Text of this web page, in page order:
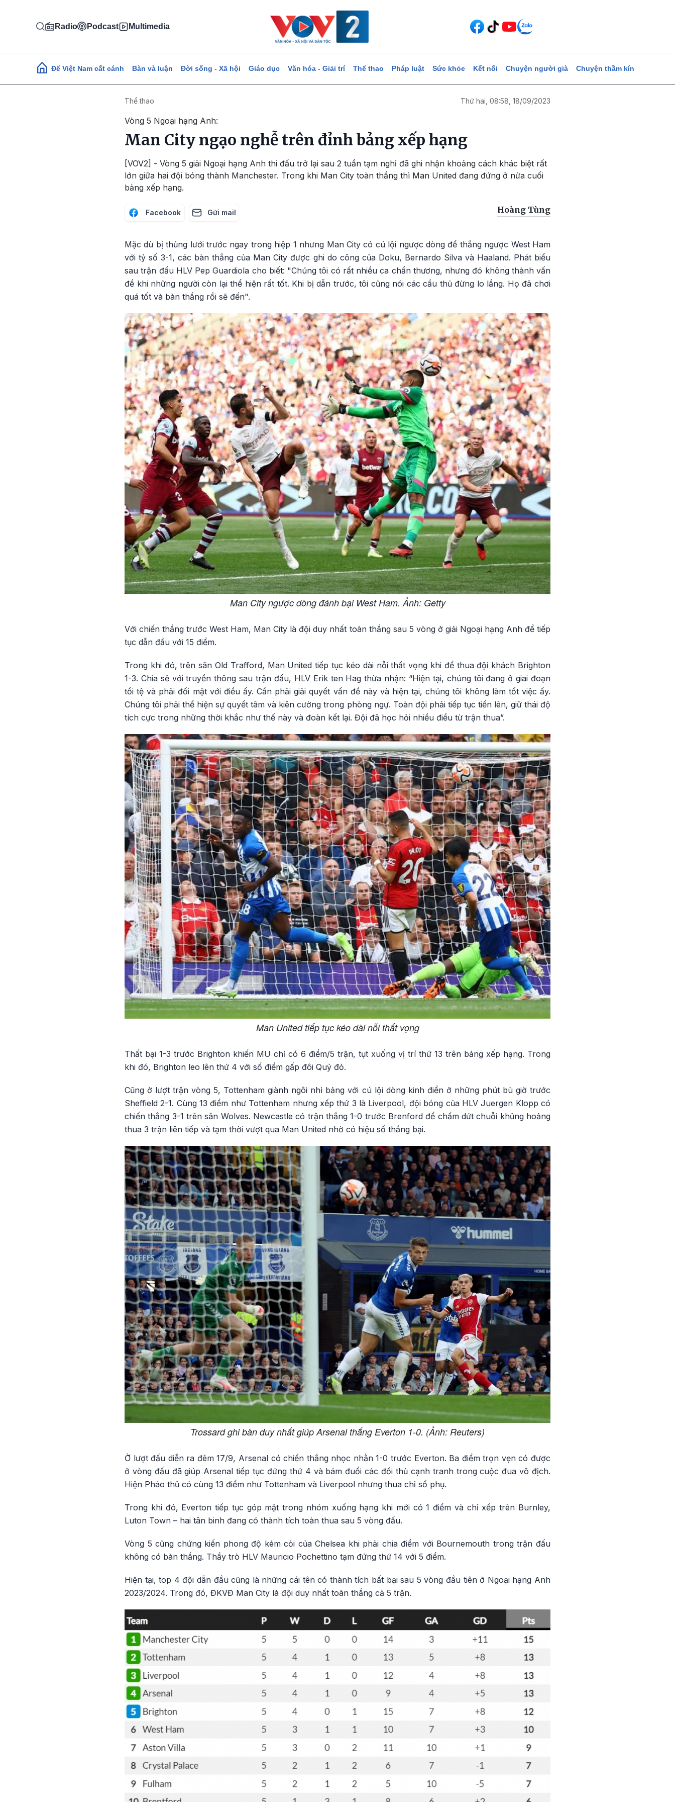
Radio Podcast Multimedia
Main navigation
Để Việt Nam cất cánh Bàn và luận Đời sống - Xã hội Giáo dục Văn hóa - Giải trí Thể thao Pháp luật Sức khỏe Kết nối Chuyện người già Chuyện thầm kín
Thể thao Thứ hai, 08:58, 18/09/2023
Vòng 5 Ngoại hạng Anh:
Man City ngạo nghễ trên đỉnh bảng xếp hạng
[VOV2] - Vòng 5 giải Ngoại hạng Anh thi đấu trở lại sau 2 tuần tạm nghỉ đã ghi nhận khoảng cách khác biệt rất
lớn giữa hai đội bóng thành Manchester. Trong khi Man City toàn thắng thì Man United đang đứng ở nửa cuối
bảng xếp hạng.
Facebook Gửi mail Hoàng Tùng
Mặc dù bị thủng lưới trước ngay trong hiệp 1 nhưng Man City có cú lội ngược dòng để thắng ngược West Ham
với tỷ số 3-1, các bàn thắng của Man City được ghi do công của Doku, Bernardo Silva và Haaland. Phát biểu
sau trận đấu HLV Pep Guardiola cho biết: "Chúng tôi có rất nhiều ca chấn thương, nhưng đó không thành vấn
đề khi những người còn lại thể hiện rất tốt. Khi bị dẫn trước, tôi cũng nói các cầu thủ đừng lo lắng. Họ đã chơi
quá tốt và bàn thắng rồi sẽ đến".
Man City ngược dòng đánh bại West Ham. Ảnh: Getty
Với chiến thắng trước West Ham, Man City là đội duy nhất toàn thắng sau 5 vòng ở giải Ngoại hạng Anh để tiếp
tục dẫn đầu với 15 điểm.
Trong khi đó, trên sân Old Trafford, Man United tiếp tục kéo dài nỗi thất vọng khi để thua đội khách Brighton
1-3. Chia sẻ với truyền thông sau trận đấu, HLV Erik ten Hag thừa nhận: “Hiện tại, chúng tôi đang ở giai đoạn
tồi tệ và phải đối mặt với điều ấy. Cần phải giải quyết vấn đề này và hiện tại, chúng tôi không làm tốt việc ấy.
Chúng tôi phải thể hiện sự quyết tâm và kiên cường trong phòng ngự. Toàn đội phải tiếp tục tiến lên, giữ thái độ
tích cực trong những thời khắc như thế này và đoàn kết lại. Đội đã học hỏi nhiều điều từ trận thua”.
Man United tiếp tục kéo dài nỗi thất vọng
Thất bại 1-3 trước Brighton khiến MU chỉ có 6 điểm/5 trận, tụt xuống vị trí thứ 13 trên bảng xếp hạng. Trong
khi đó, Brighton leo lên thứ 4 với số điểm gấp đôi Quỷ đỏ.
Cũng ở lượt trận vòng 5, Tottenham giành ngôi nhì bảng với cú lội dòng kinh điển ở những phút bù giờ trước
Sheffield 2-1. Cùng 13 điểm như Tottenham nhưng xếp thứ 3 là Liverpool, đội bóng của HLV Juergen Klopp có
chiến thắng 3-1 trên sân Wolves. Newcastle có trận thắng 1-0 trước Brenford để chấm dứt chuỗi khủng hoảng
thua 3 trận liên tiếp và tạm thời vượt qua Man United nhờ có hiệu số thắng bại.
Trossard ghi bàn duy nhất giúp Arsenal thắng Everton 1-0. (Ảnh: Reuters)
Ở lượt đấu diễn ra đêm 17/9, Arsenal có chiến thắng nhọc nhằn 1-0 trước Everton. Ba điểm trọn vẹn có được
ở vòng đấu đã giúp Arsenal tiếp tục đứng thứ 4 và bám đuổi các đối thủ cạnh tranh trong cuộc đua vô địch.
Hiện Pháo thủ có cùng 13 điểm như Tottenham và Liverpool nhưng thua chỉ số phụ.
Trong khi đó, Everton tiếp tục góp mặt trong nhóm xuống hạng khi mới có 1 điểm và chỉ xếp trên Burnley,
Luton Town – hai tân binh đang có thành tích toàn thua sau 5 vòng đấu.
Vòng 5 cũng chứng kiến phong độ kém cỏi của Chelsea khi phải chia điểm với Bournemouth trong trận đấu
không có bàn thắng. Thầy trò HLV Mauricio Pochettino tạm đứng thứ 14 với 5 điểm.
Hiện tại, top 4 đội dẫn đầu cũng là những cái tên có thành tích bất bại sau 5 vòng đầu tiên ở Ngoại hạng Anh
2023/2024. Trong đó, ĐKVĐ Man City là đội duy nhất toàn thắng cả 5 trận.